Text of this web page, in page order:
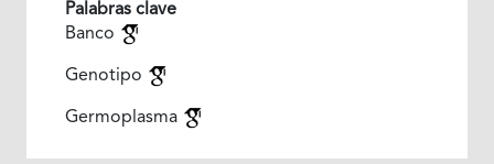
Palabras clave
Banco
Genotipo
Germoplasma